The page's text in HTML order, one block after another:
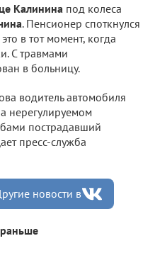
Калинина под колеса
. Пенсионер споткнулся
в тот момент, когда
С травмами
в больницу.
водитель автомобиля
нерегулируемом
пострадавший
пресс-служба
новости в